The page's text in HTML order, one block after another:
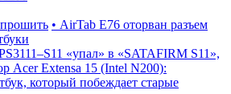
• AirTab E76 оторван разъем
«упал» в «SATAFIRM S11»,
Acer Extensa 15 (Intel N200):
который побеждает старые